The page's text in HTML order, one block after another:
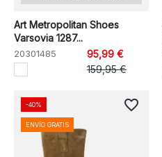
Art Metropolitan Shoes
Varsovia 1287...
20301485
95,99 €
159,95 €
-40%
ENVÍO GRATIS
favorite_border